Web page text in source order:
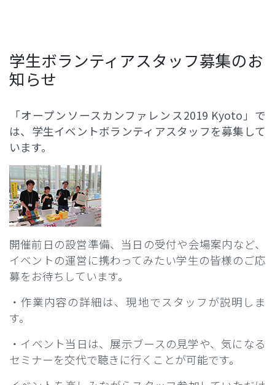
学生ボランティアスタッフ募集のお
知らせ
「オープンソースカンファレンス2019 Kyoto」で
は、学生イベントボランティアスタッフを募集して
います。
開催前日の設営準備、当日の受付や会場案内など、
イベントの運営に携わってみたい学生の皆様のご応
募をお待ちしています。
・作業内容の詳細は、現地でスタッフが説明しま
す。
・イベント当日は、展示ブースの見学や、気になる
セミナーを交代で聴きに行くことが可能です。